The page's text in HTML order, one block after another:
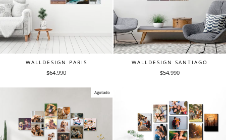
WALLDESIGN PARIS
$64.990
WALLDESIGN SANTIAGO
$54.990
Agotado